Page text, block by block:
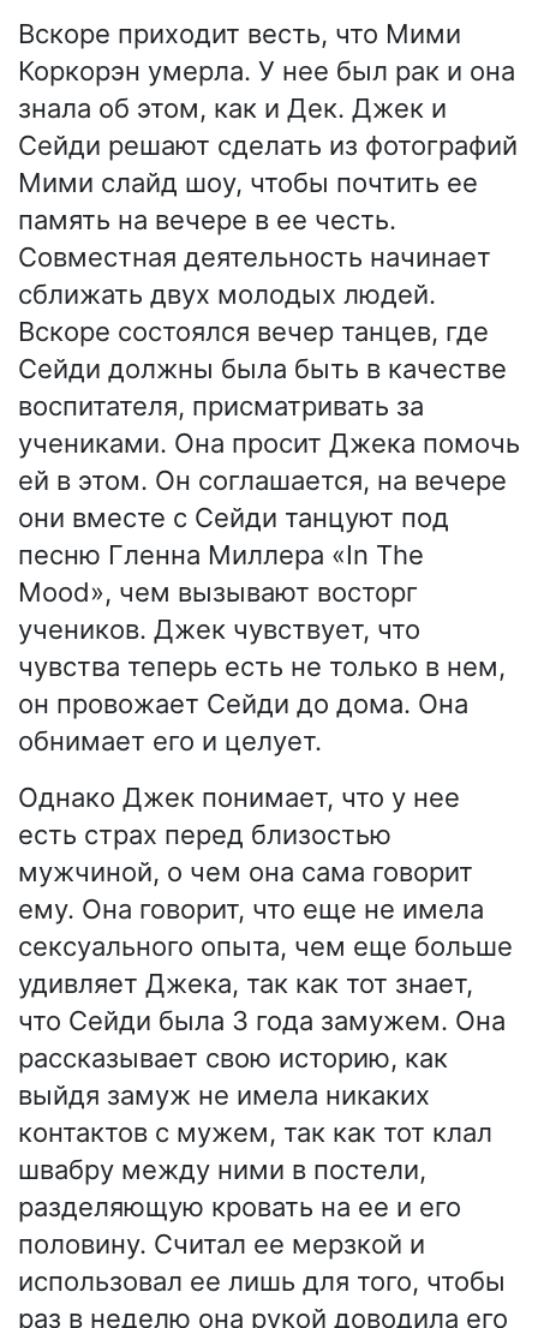
Вскоре приходит весть, что Мими
Коркорэн умерла. У нее был рак и она
знала об этом, как и Дек. Джек и
Сейди решают сделать из фотографий
Мими слайд шоу, чтобы почтить ее
память на вечере в ее честь.
Совместная деятельность начинает
сближать двух молодых людей.
Вскоре состоялся вечер танцев, где
Сейди должны была быть в качестве
воспитателя, присматривать за
учениками. Она просит Джека помочь
ей в этом. Он соглашается, на вечере
они вместе с Сейди танцуют под
песню Гленна Миллера «In The
Mood», чем вызывают восторг
учеников. Джек чувствует, что
чувства теперь есть не только в нем,
он провожает Сейди до дома. Она
обнимает его и целует.
Однако Джек понимает, что у нее
есть страх перед близостью
мужчиной, о чем она сама говорит
ему. Она говорит, что еще не имела
сексуального опыта, чем еще больше
удивляет Джека, так как тот знает,
что Сейди была 3 года замужем. Она
рассказывает свою историю, как
выйдя замуж не имела никаких
контактов с мужем, так как тот клал
швабру между ними в постели,
разделяющую кровать на ее и его
половину. Считал ее мерзкой и
использовал ее лишь для того, чтобы
раз в неделю она рукой доводила его